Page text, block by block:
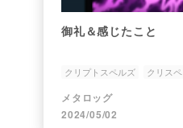
御礼＆感じたこと
クリプトスペルズ クリスペ
メタロッグ
2024/05/02